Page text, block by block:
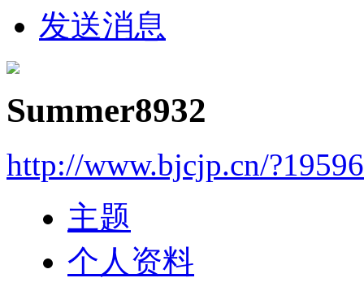
发送消息
Summer8932
http://www.bjcjp.cn/
主题
个人资料